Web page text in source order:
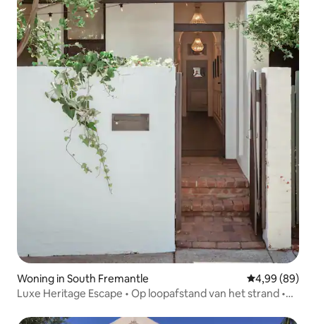
Woning in South Fremantle Gemiddelde
4,99 (89)
Luxe Heritage Escape • Op loopafstand van het strand •